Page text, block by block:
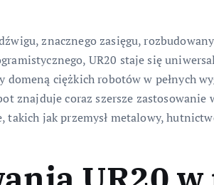
znacznego zasięgu,
UR20 staje się
domeną ciężkich robotów w pełnych
znajduje coraz szersze zastosowanie
takich jak przemysł metalowy,